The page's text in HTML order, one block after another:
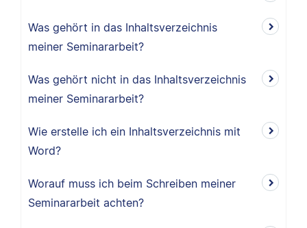
Was gehört in das Inhaltsverzeichnis
meiner Seminararbeit?
Was gehört nicht in das Inhaltsverzeichnis
meiner Seminararbeit?
Wie erstelle ich ein Inhaltsverzeichnis mit
Word?
Worauf muss ich beim Schreiben meiner
Seminararbeit achten?